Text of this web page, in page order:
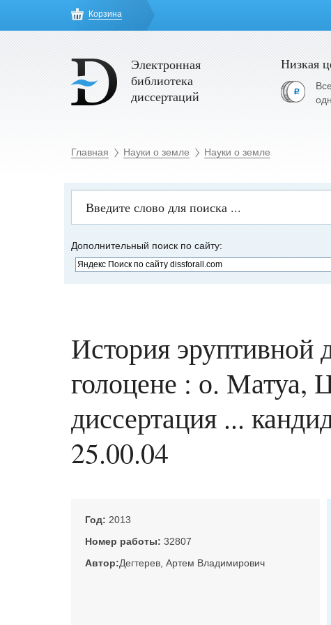
Корзина
Электронная
библиотека
диссертаций
Низкая
Главная Науки о земле Науки о земле
Дополнительный поиск по сайту:
История эруптивной
голоцене : о. Матуа,
диссертация ...
25.00.04
Год: 2013
Номер работы: 32807
Автор:Дегтерев, Артем Владимирович